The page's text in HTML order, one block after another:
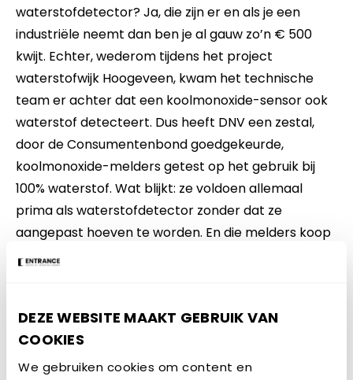
DEZE WEBSITE MAAKT GEBRUIK VAN
COOKIES
We gebruiken cookies om content en
waterstofdetector? Ja, die zijn er en als je een
industriële neemt dan ben je al gauw zo’n € 500
kwijt. Echter, wederom tijdens het project
waterstofwijk Hoogeveen, kwam het technische
team er achter dat een koolmonoxide-sensor ook
waterstof detecteert. Dus heeft DNV een zestal,
door de Consumentenbond goedgekeurde,
koolmonoxide-melders getest op het gebruik bij
100% waterstof. Wat blijkt: ze voldoen allemaal
prima als waterstofdetector zonder dat ze
aangepast hoeven te worden. En die melders koop
je al voor een paar tientjes bij de bouwmarkt!
het een piepklein molecuul is, het kleinste zelfs wat
we kennen. Daardoor blijft het in het algemeen niet